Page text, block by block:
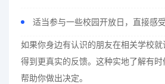
适当参与一些校园开放日，直接感受
如果你身边有认识的朋友在相关学校
得到更真实的反馈。这种实地了解有
帮助你做出决定。